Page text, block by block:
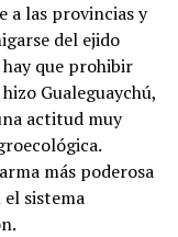
a las provincias y
del ejido
hay que prohibir
Gualeguaychú,
actitud muy
más poderosa
sistema